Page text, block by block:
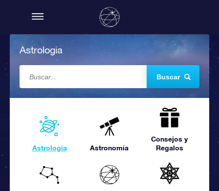
Astrologia
Buscar
Astrologia Astronomía
Consejos y
Regalos